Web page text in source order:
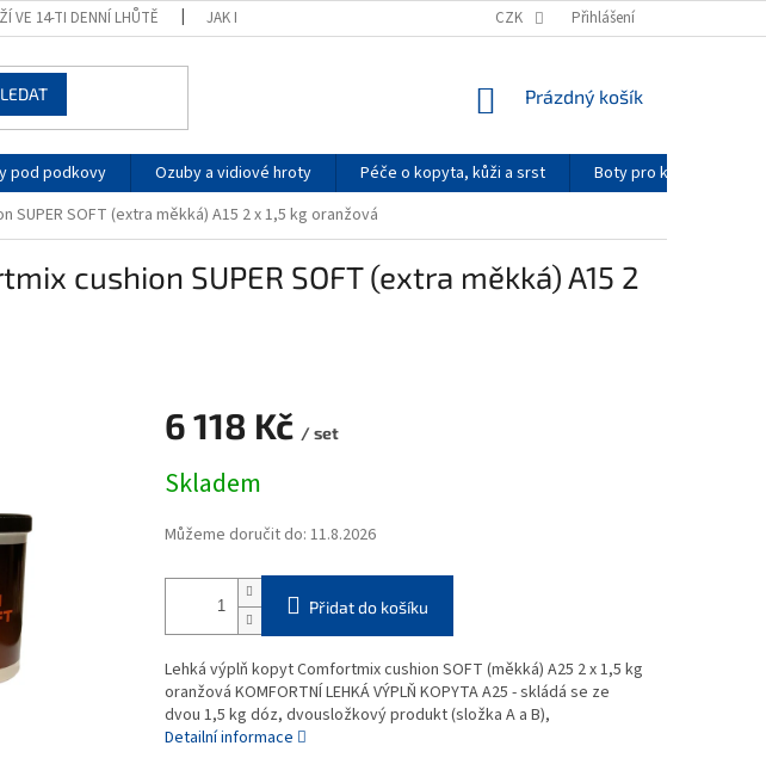
VE 14-TI DENNÍ LHŮTĚ JAK NAKUPOVAT PODMÍNKY OCHRANY OSOBNÍCH ÚDAJŮ
CZK Přihlášení
NÁKUPNÍ
Prázdný košík
pod podkovy Ozuby a vidiové hroty Péče o kopyta, kůži a srst Boty pro koně
SOFT (extra měkká) A15 2 x 1,5 kg oranžová
cushion SUPER SOFT (extra měkká) A15 2
6 118 Kč / set
cena:
Skladem
Můžeme doručit do: 11.8.2026
Přidat do košíku
Lehká výplň kopyt Comfortmix cushion SOFT (měkká) A25 2 x 1,5 kg
oranžová KOMFORTNÍ LEHKÁ VÝPLŇ KOPYTA A25 - skládá se ze
dvou 1,5 kg dóz, dvousložkový produkt (složka A a B),
Detailní informace